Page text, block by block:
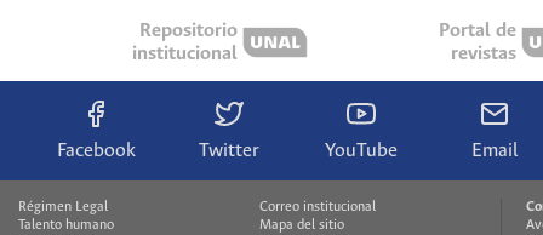
Repositorio
institucional
Portal de
revistas
Facebook Twitter YouTube Email
Régimen Legal
Talento humano
Correo institucional
Mapa del sitio